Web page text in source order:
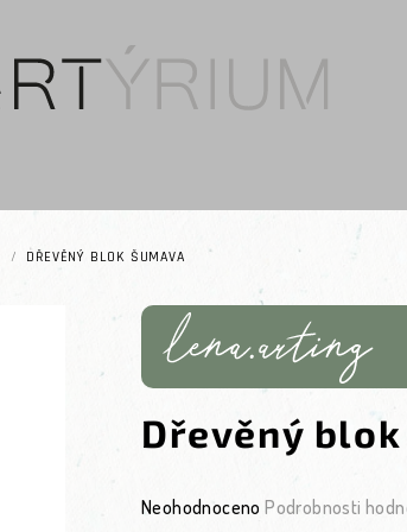
/ DŘEVĚNÝ BLOK ŠUMAVA
Dřevěný blok
Průměrné hodnocení produktu je
Neohodnoceno Podrobnosti